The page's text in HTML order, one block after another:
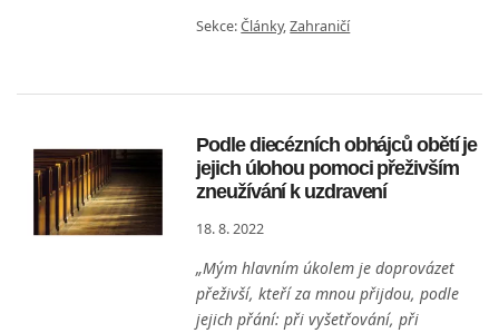
Sekce:Články,Zahraničí
Podle diecézních obhájců obětí je
jejich úlohou pomoci přeživším
zneužívání k uzdravení
18. 8. 2022
„Mým hlavním úkolem je doprovázet
přeživší, kteří za mnou přijdou, podle
jejich přání: při vyšetřování, při